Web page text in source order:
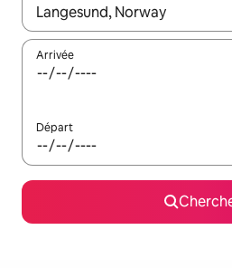
Quand les résultats sont
Arrivée
Départ